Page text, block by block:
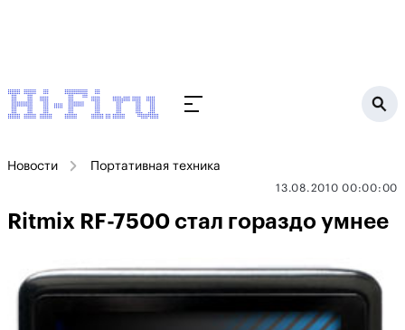
Новости Портативная техника
13.08.2010 00:00:00
Ritmix RF-7500 стал гораздо умнее